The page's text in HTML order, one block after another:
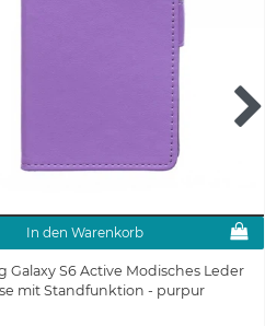
In den Warenkorb
Galaxy S6 Active Modisches Leder
mit Standfunktion - purpur